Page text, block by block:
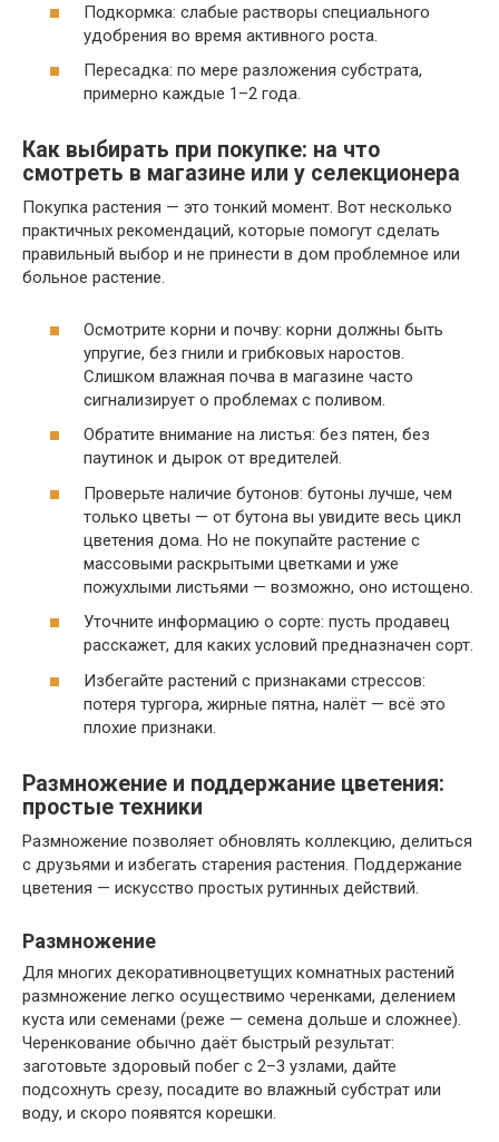
Подкормка: слабые растворы специального
удобрения во время активного роста.
Пересадка: по мере разложения субстрата,
примерно каждые 1–2 года.
Как выбирать при покупке: на что
смотреть в магазине или у селекционера
Покупка растения — это тонкий момент. Вот несколько
практичных рекомендаций, которые помогут сделать
правильный выбор и не принести в дом проблемное или
больное растение.
Осмотрите корни и почву: корни должны быть
упругие, без гнили и грибковых наростов.
Слишком влажная почва в магазине часто
сигнализирует о проблемах с поливом.
Обратите внимание на листья: без пятен, без
паутинок и дырок от вредителей.
Проверьте наличие бутонов: бутоны лучше, чем
только цветы — от бутона вы увидите весь цикл
цветения дома. Но не покупайте растение с
массовыми раскрытыми цветками и уже
пожухлыми листьями — возможно, оно истощено.
Уточните информацию о сорте: пусть продавец
расскажет, для каких условий предназначен сорт.
Избегайте растений с признаками стрессов:
потеря тургора, жирные пятна, налёт — всё это
плохие признаки.
Размножение и поддержание цветения:
простые техники
Размножение позволяет обновлять коллекцию, делиться
с друзьями и избегать старения растения. Поддержание
цветения — искусство простых рутинных действий.
Размножение
Для многих декоративноцветущих комнатных растений
размножение легко осуществимо черенками, делением
куста или семенами (реже — семена дольше и сложнее).
Черенкование обычно даёт быстрый результат:
заготовьте здоровый побег с 2–3 узлами, дайте
подсохнуть срезу, посадите во влажный субстрат или
воду, и скоро появятся корешки.